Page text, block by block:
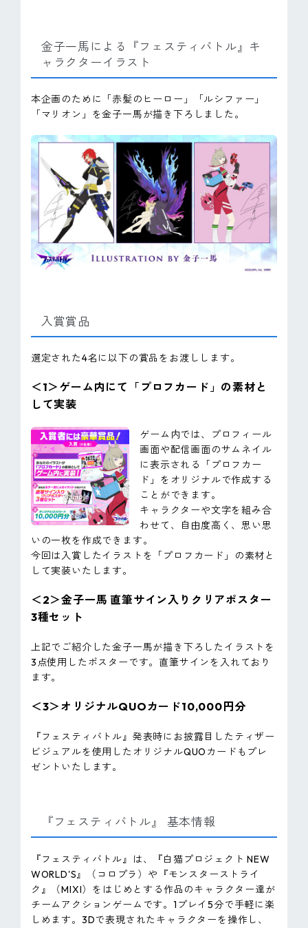
金子一馬による『フェスティバトル』キ
ャラクターイラスト
本企画のために「赤髪のヒーロー」「ルシファー」
「マリオン」を金子一馬が描き下ろしました。
入賞賞品
選定された4名に以下の賞品をお渡しします。
＜1＞ゲーム内にて「プロフカード」の素材と
して実装
ゲーム内では、プロフィール
画面や配信画面のサムネイル
に表示される「プロフカー
ド」をオリジナルで作成する
ことができます。
キャラクターや文字を組み合
わせて、自由度高く、思い思
いの一枚を作成できます。
今回は入賞したイラストを「プロフカード」の素材と
して実装いたします。
＜2＞金子一馬 直筆サイン入りクリアポスター
3種セット
上記でご紹介した金子一馬が描き下ろしたイラストを
3点使用したポスターです。直筆サインを入れており
ます。
＜3＞オリジナルQUOカード10,000円分
『フェスティバトル』発表時にお披露目したティザー
ビジュアルを使用したオリジナルQUOカードもプレ
ゼントいたします。
『フェスティバトル』 基本情報
『フェスティバトル』は、『白猫プロジェクト NEW
WORLD'S』（コロプラ）や『モンスターストライ
ク』（MIXI）をはじめとする作品のキャラクター達が
チームアクションゲームです。1プレイ5分で手軽に楽
しめます。3Dで表現されたキャラクターを操作し、